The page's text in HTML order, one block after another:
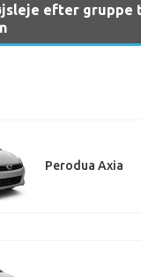
efter gruppe
Perodua Axia